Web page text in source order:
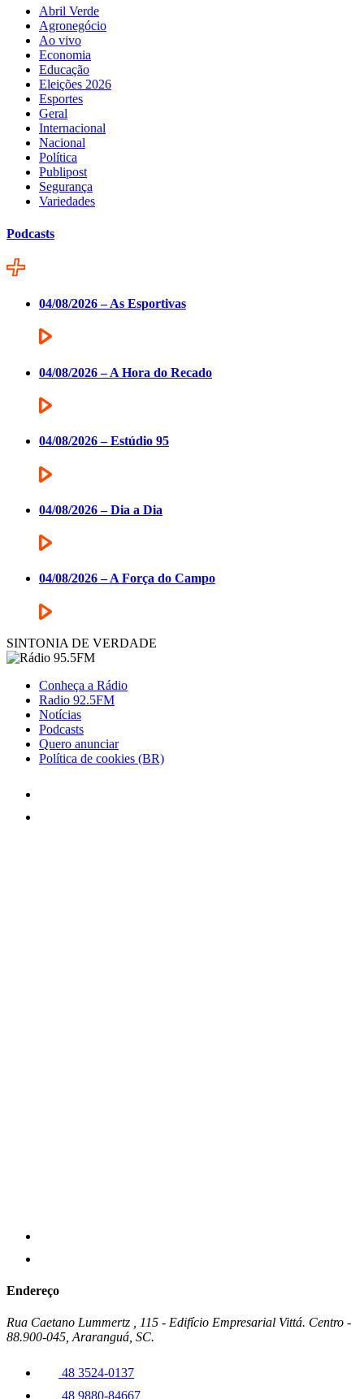
Abril Verde
Agronegócio
Ao vivo
Economia
Educação
Eleições 2026
Esportes
Geral
Internacional
Nacional
Política
Publipost
Segurança
Variedades
Podcasts
04/08/2026 – As Esportivas
04/08/2026 – A Hora do Recado
04/08/2026 – Estúdio 95
04/08/2026 – Dia a Dia
04/08/2026 – A Força do Campo
SINTONIA DE VERDADE
Conheça a Rádio
Radio 92.5FM
Notícias
Podcasts
Quero anunciar
Política de cookies (BR)
Endereço
Rua Caetano Lummertz , 115 - Edifício Empresarial Vittá. Centro -
88.900-045, Araranguá, SC.
48 3524-0137
48 9880-84667